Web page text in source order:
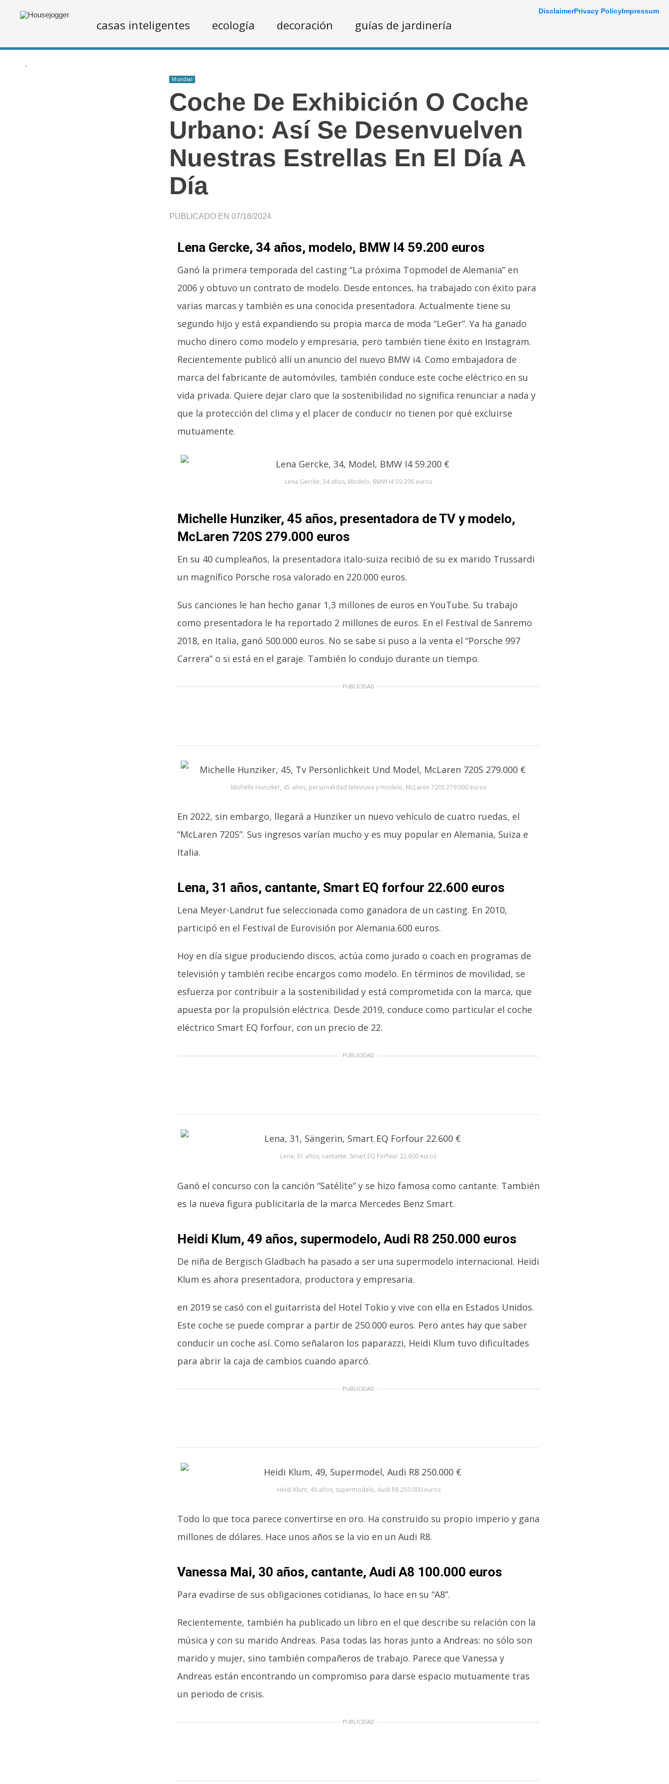
casas inteligentes ecología decoración guías de jardinería
.
Mundial
Coche De Exhibición O Coche
Urbano: Así Se Desenvuelven
Nuestras Estrellas En El Día A
Día
PUBLICADO EN 07/18/2024
Lena Gercke, 34 años, modelo, BMW I4 59.200 euros
Ganó la primera temporada del casting “La próxima Topmodel de Alemania” en
2006 y obtuvo un contrato de modelo. Desde entonces, ha trabajado con éxito para
varias marcas y también es una conocida presentadora. Actualmente tiene su
segundo hijo y está expandiendo su propia marca de moda “LeGer”. Ya ha ganado
mucho dinero como modelo y empresaria, pero también tiene éxito en Instagram.
Recientemente publicó allí un anuncio del nuevo BMW i4. Como embajadora de
marca del fabricante de automóviles, también conduce este coche eléctrico en su
vida privada. Quiere dejar claro que la sostenibilidad no significa renunciar a nada y
que la protección del clima y el placer de conducir no tienen por qué excluirse
mutuamente.
Lena Gercke, 34 años, Modelo, BMW I4 59.200 euros
Michelle Hunziker, 45 años, presentadora de TV y modelo,
McLaren 720S 279.000 euros
En su 40 cumpleaños, la presentadora italo-suiza recibió de su ex marido Trussardi
un magnífico Porsche rosa valorado en 220.000 euros.
Sus canciones le han hecho ganar 1,3 millones de euros en YouTube. Su trabajo
como presentadora le ha reportado 2 millones de euros. En el Festival de Sanremo
2018, en Italia, ganó 500.000 euros. No se sabe si puso a la venta el “Porsche 997
Carrera” o si está en el garaje. También lo condujo durante un tiempo.
PUBLICIDAD
Michelle Hunziker, 45 años, personalidad televisiva y modelo, McLaren 720S 279.000 euros
En 2022, sin embargo, llegará a Hunziker un nuevo vehículo de cuatro ruedas, el
“McLaren 720S”. Sus ingresos varían mucho y es muy popular en Alemania, Suiza e
Italia.
Lena, 31 años, cantante, Smart EQ forfour 22.600 euros
Lena Meyer-Landrut fue seleccionada como ganadora de un casting. En 2010,
participó en el Festival de Eurovisión por Alemania.600 euros.
Hoy en día sigue produciendo discos, actúa como jurado o coach en programas de
televisión y también recibe encargos como modelo. En términos de movilidad, se
esfuerza por contribuir a la sostenibilidad y está comprometida con la marca, que
apuesta por la propulsión eléctrica. Desde 2019, conduce como particular el coche
eléctrico Smart EQ forfour, con un precio de 22.
PUBLICIDAD
Lena, 31 años, cantante, Smart EQ Forfour 22.600 euros
Ganó el concurso con la canción “Satélite” y se hizo famosa como cantante. También
es la nueva figura publicitaria de la marca Mercedes Benz Smart.
Heidi Klum, 49 años, supermodelo, Audi R8 250.000 euros
De niña de Bergisch Gladbach ha pasado a ser una supermodelo internacional. Heidi
Klum es ahora presentadora, productora y empresaria.
en 2019 se casó con el guitarrista del Hotel Tokio y vive con ella en Estados Unidos.
Este coche se puede comprar a partir de 250.000 euros. Pero antes hay que saber
conducir un coche así. Como señalaron los paparazzi, Heidi Klum tuvo dificultades
para abrir la caja de cambios cuando aparcó.
PUBLICIDAD
Heidi Klum, 49 años, supermodelo, Audi R8 250.000 euros
Todo lo que toca parece convertirse en oro. Ha construido su propio imperio y gana
millones de dólares. Hace unos años se la vio en un Audi R8.
Vanessa Mai, 30 años, cantante, Audi A8 100.000 euros
Para evadirse de sus obligaciones cotidianas, lo hace en su “A8”.
Recientemente, también ha publicado un libro en el que describe su relación con la
música y con su marido Andreas. Pasa todas las horas junto a Andreas: no sólo son
marido y mujer, sino también compañeros de trabajo. Parece que Vanessa y
Andreas están encontrando un compromiso para darse espacio mutuamente tras
un periodo de crisis.
PUBLICIDAD
DisclaimerPrivacy PolicyImpressum